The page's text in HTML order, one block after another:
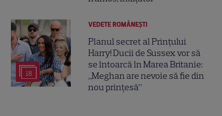
18
VEDETE ROMÂNEŞTI
Planul secret al Prințului
Harry! Ducii de Sussex vor să
se întoarcă în Marea Britanie:
„Meghan are nevoie să fie din
nou prințesă”